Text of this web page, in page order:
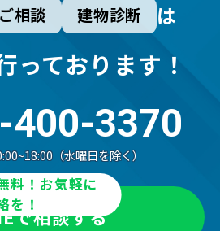
ご相談 建物診断 は
っております！
400-3370
（水曜日を除く）
料！お気軽に
を！
で相談する